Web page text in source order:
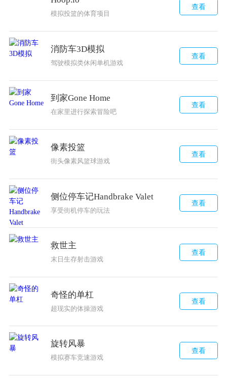
模拟投篮的体育项目
查看
消防车3D模拟
驾驶模拟类休闲单机游戏
查看
到家Gone Home
在家里进行探索冒险吧
查看
像素投篮
街头像素风篮球游戏
查看
侧位停车记Handbrake Valet
享受街机停车的玩法
查看
救世主
末日生存射击游戏
查看
奇怪的单杠
超现实的体操游戏
查看
旋转风暴
模拟赛车竞速游戏
查看